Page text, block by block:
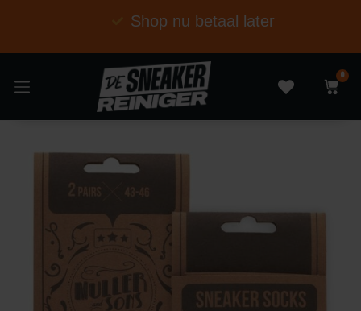
Shop nu betaal later
0